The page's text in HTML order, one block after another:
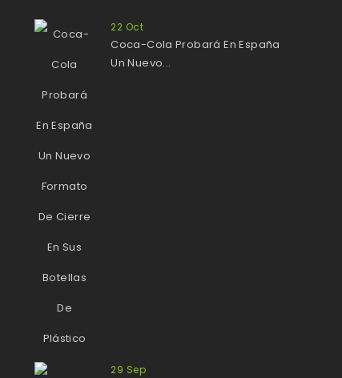
22 Oct
Coca-Cola Probará En España
Un Nuevo...
29 Sep